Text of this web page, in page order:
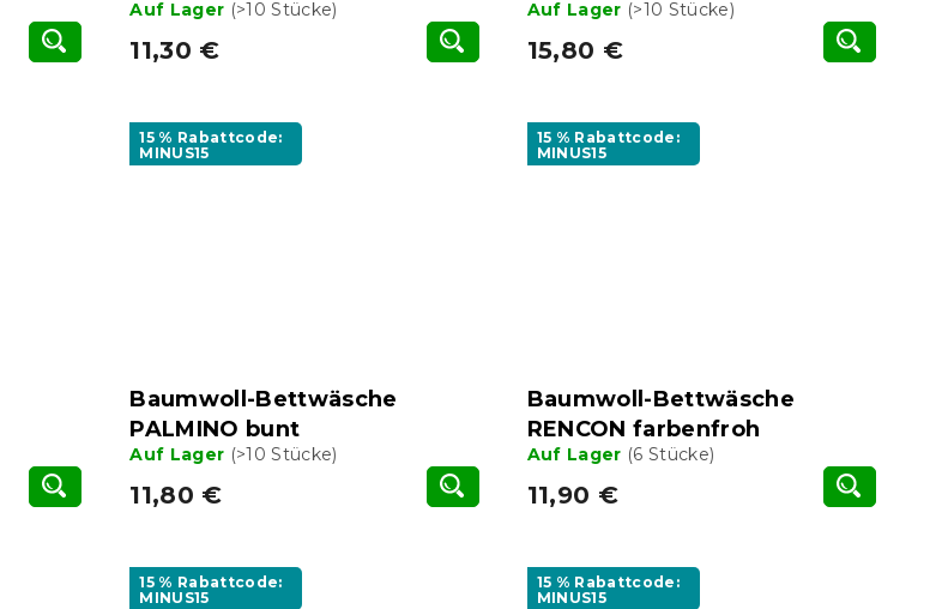
Auf Lager (>10 Stücke)
11,30 €
Auf Lager (>10 Stücke)
15,80 €
15 % Rabattcode:
MINUS15
Baumwoll-Bettwäsche
PALMINO bunt
Auf Lager (>10 Stücke)
11,80 €
15 % Rabattcode:
MINUS15
Baumwoll-Bettwäsche
RENCON farbenfroh
Auf Lager (6 Stücke)
11,90 €
15 % Rabattcode:
MINUS15
15 % Rabattcode:
MINUS15